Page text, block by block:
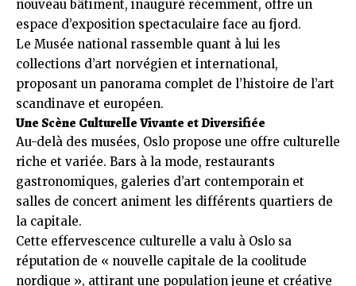
nouveau bâtiment, inauguré récemment, offre un
espace d’exposition spectaculaire face au fjord.
Le Musée national rassemble quant à lui les
collections d’art norvégien et international,
proposant un panorama complet de l’histoire de l’art
scandinave et européen.
Une Scène Culturelle Vivante et Diversifiée
Au-delà des musées, Oslo propose une offre culturelle
riche et variée. Bars à la mode, restaurants
gastronomiques, galeries d’art contemporain et
salles de concert animent les différents quartiers de
la capitale.
Cette effervescence culturelle a valu à Oslo sa
réputation de « nouvelle capitale de la coolitude
nordique », attirant une population jeune et créative